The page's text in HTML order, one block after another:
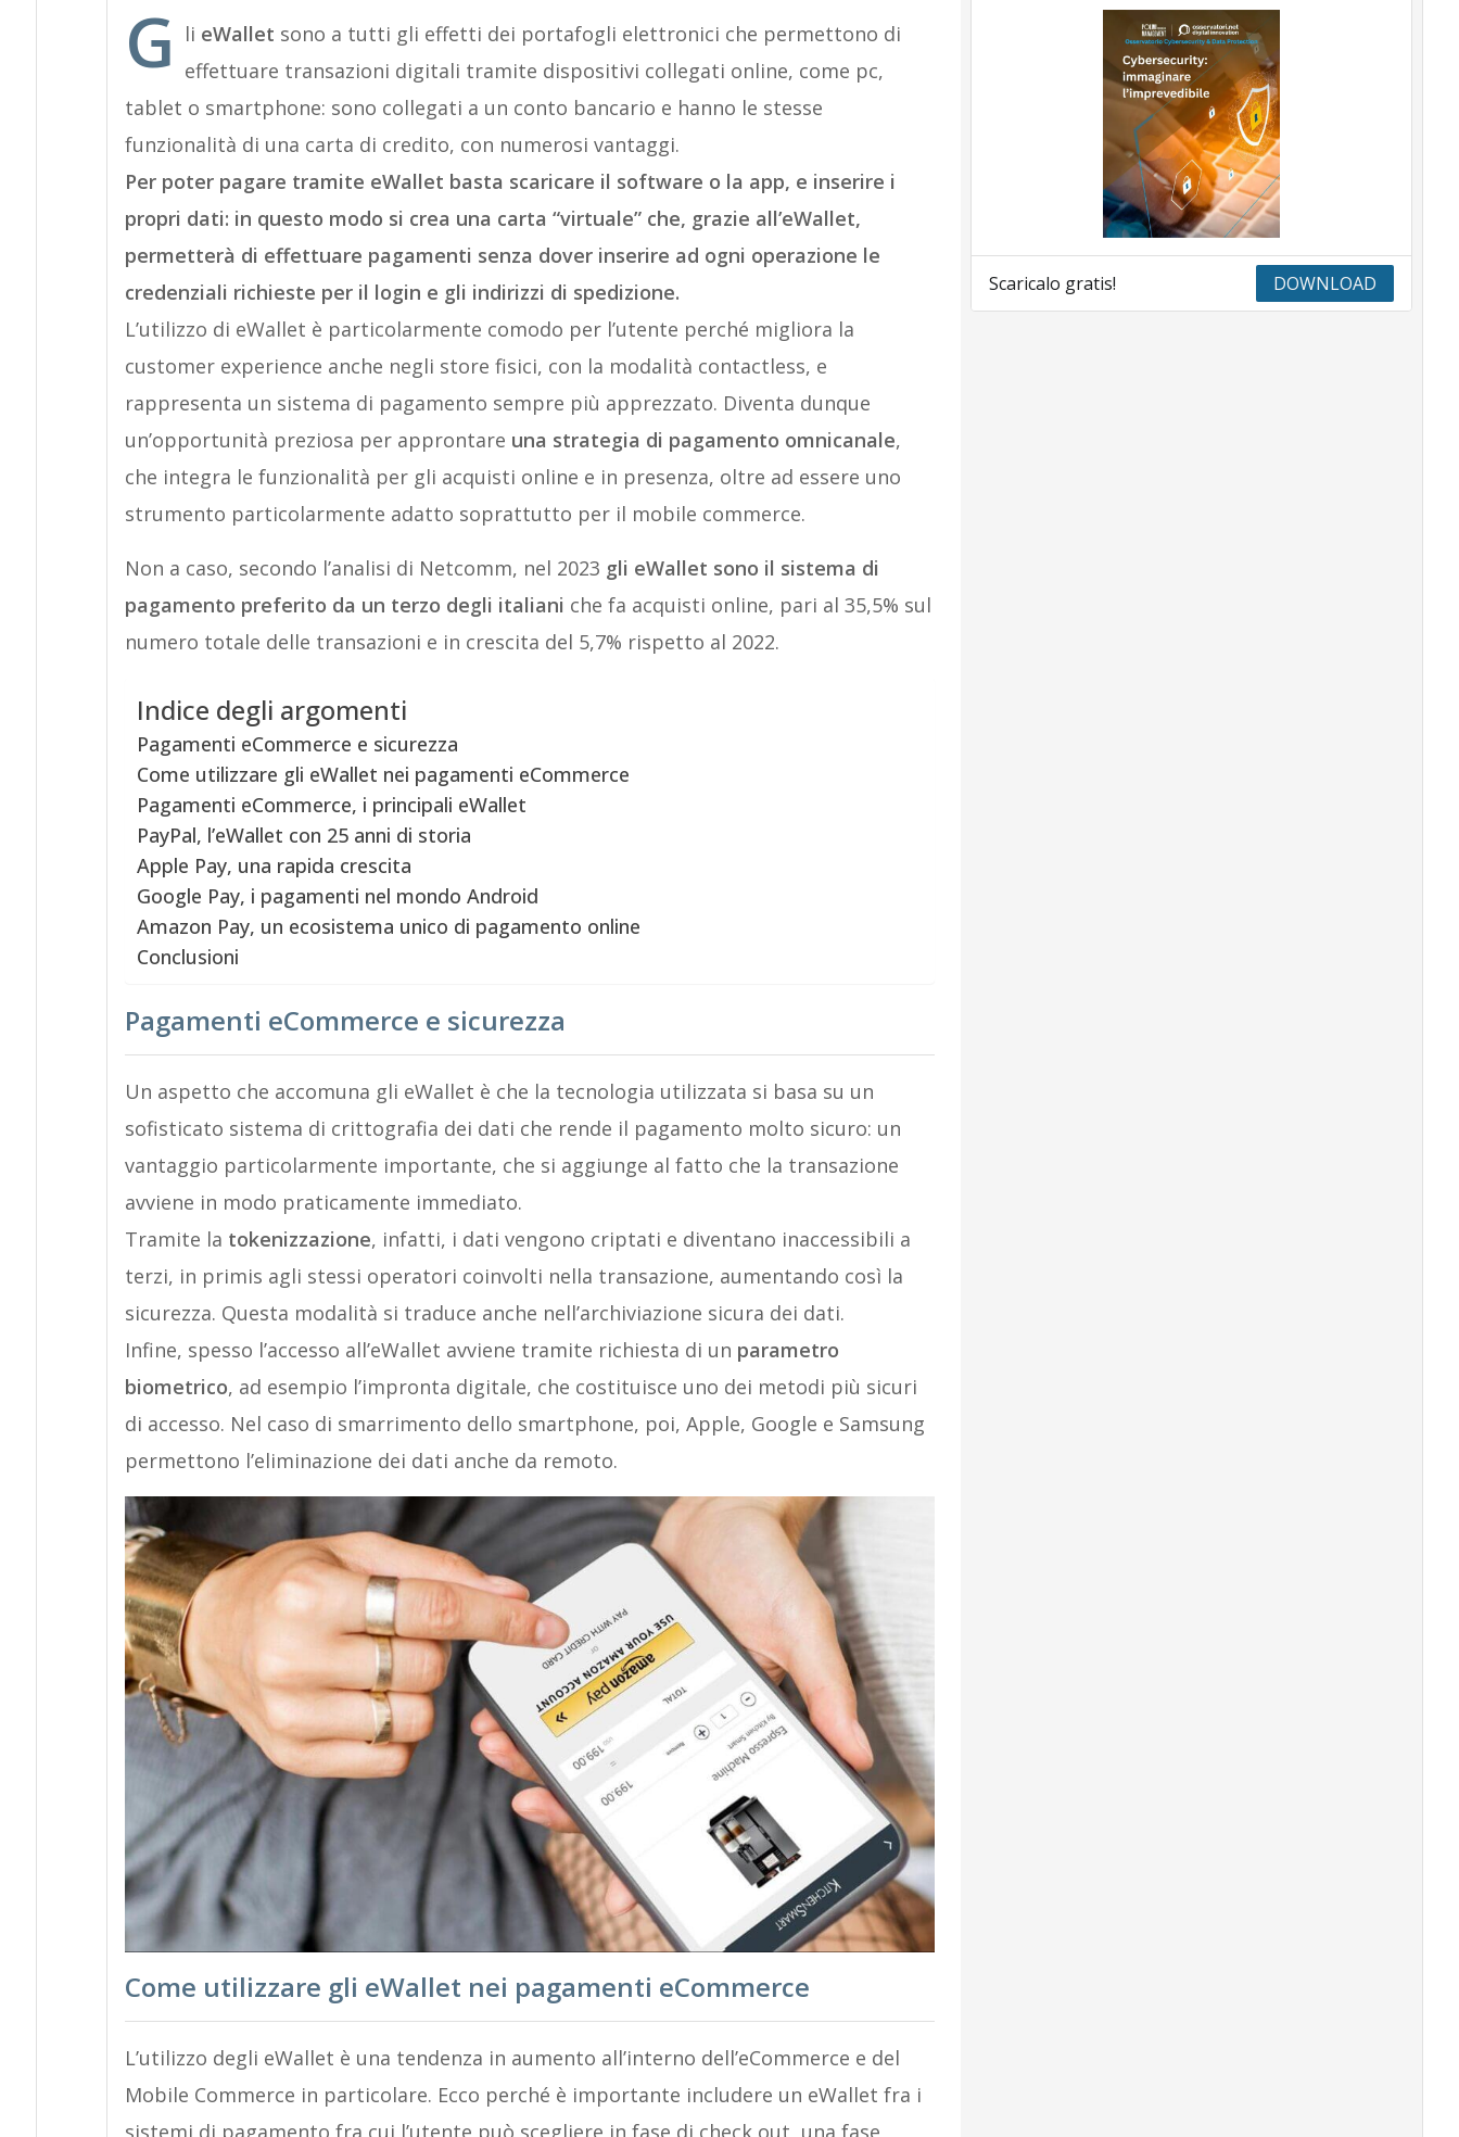
G li eWallet sono a tutti gli effetti dei portafogli elettronici che permettono di
effettuare transazioni digitali tramite dispositivi collegati online, come pc,
tablet o smartphone: sono collegati a un conto bancario e hanno le stesse
funzionalità di una carta di credito, con numerosi vantaggi.
Per poter pagare tramite eWallet basta scaricare il software o la app, e inserire i
propri dati: in questo modo si crea una carta “virtuale” che, grazie all’eWallet,
permetterà di effettuare pagamenti senza dover inserire ad ogni operazione le
credenziali richieste per il login e gli indirizzi di spedizione.
L’utilizzo di eWallet è particolarmente comodo per l’utente perché migliora la
customer experience anche negli store fisici, con la modalità contactless, e
rappresenta un sistema di pagamento sempre più apprezzato. Diventa dunque
un’opportunità preziosa per approntare una strategia di pagamento omnicanale,
che integra le funzionalità per gli acquisti online e in presenza, oltre ad essere uno
strumento particolarmente adatto soprattutto per il mobile commerce.
Non a caso, secondo l’analisi di Netcomm, nel 2023 gli eWallet sono il sistema di
pagamento preferito da un terzo degli italiani che fa acquisti online, pari al 35,5% sul
numero totale delle transazioni e in crescita del 5,7% rispetto al 2022.
Indice degli argomenti
Pagamenti eCommerce e sicurezza
Come utilizzare gli eWallet nei pagamenti eCommerce
Pagamenti eCommerce, i principali eWallet
PayPal, l’eWallet con 25 anni di storia
Apple Pay, una rapida crescita
Google Pay, i pagamenti nel mondo Android
Amazon Pay, un ecosistema unico di pagamento online
Conclusioni
Pagamenti eCommerce e sicurezza
Un aspetto che accomuna gli eWallet è che la tecnologia utilizzata si basa su un
sofisticato sistema di crittografia dei dati che rende il pagamento molto sicuro: un
vantaggio particolarmente importante, che si aggiunge al fatto che la transazione
avviene in modo praticamente immediato.
Tramite la tokenizzazione, infatti, i dati vengono criptati e diventano inaccessibili a
terzi, in primis agli stessi operatori coinvolti nella transazione, aumentando così la
sicurezza. Questa modalità si traduce anche nell’archiviazione sicura dei dati.
Infine, spesso l’accesso all’eWallet avviene tramite richiesta di un parametro
biometrico, ad esempio l’impronta digitale, che costituisce uno dei metodi più sicuri
di accesso. Nel caso di smarrimento dello smartphone, poi, Apple, Google e Samsung
permettono l’eliminazione dei dati anche da remoto.
Come utilizzare gli eWallet nei pagamenti eCommerce
L’utilizzo degli eWallet è una tendenza in aumento all’interno dell’eCommerce e del
Mobile Commerce in particolare. Ecco perché è importante includere un eWallet fra i
Scaricalo gratis! DOWNLOAD